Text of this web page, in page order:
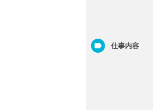
仕事内容